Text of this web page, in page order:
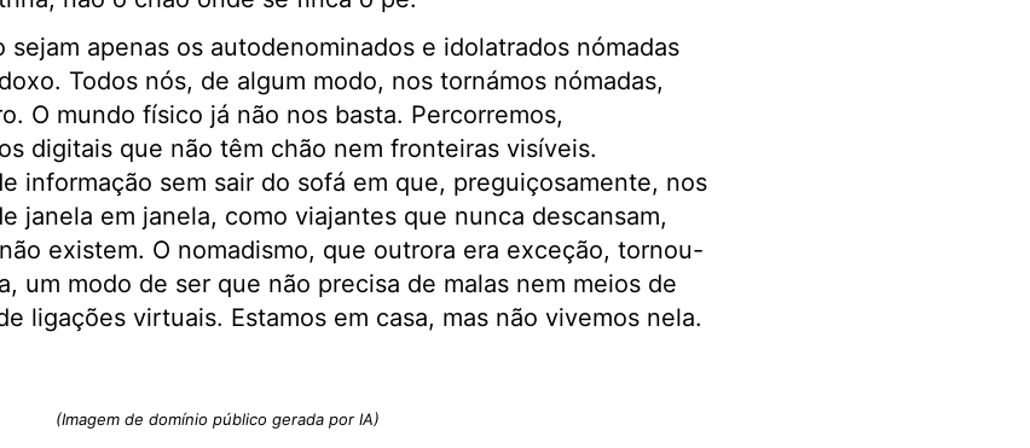
apenas os autodenominados e idolatrados nómadas
Todos nós, de algum modo, nos tornámos nómadas,
O mundo físico já não nos basta. Percorremos,
digitais que não têm chão nem fronteiras visíveis.
informação sem sair do sofá em que, preguiçosamente, nos
janela em janela, como viajantes que nunca descansam,
existem. O nomadismo, que outrora era exceção, tornou-
um modo de ser que não precisa de malas nem meios de
ligações virtuais. Estamos em casa, mas não vivemos nela.
(Imagem de domínio público gerada por IA)